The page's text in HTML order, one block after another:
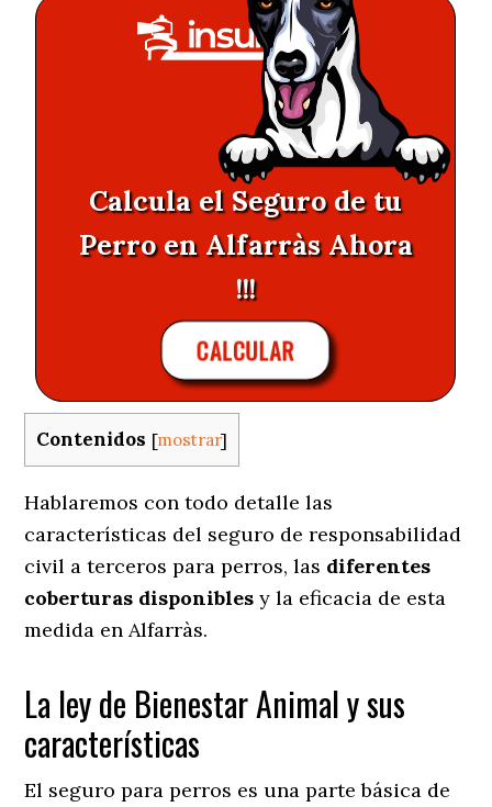
Calcula el Seguro de tu
Perro en Alfarràs Ahora
!!!
CALCULAR
Contenidos [mostrar]
Hablaremos con todo detalle las
características del seguro de responsabilidad
civil a terceros para perros, las diferentes
coberturas disponibles y la eficacia de esta
medida en Alfarràs.
La ley de Bienestar Animal y sus
características
El seguro para perros es una parte básica de